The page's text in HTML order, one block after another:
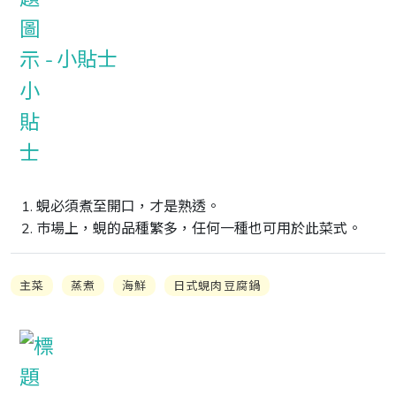
小貼士
1. 蜆必須煮至開口，才是熟透。
2. 巿場上，蜆的品種繁多，任何一種也可用於此菜式。
主菜 蒸煮 海鮮 日式蜆肉豆腐鍋